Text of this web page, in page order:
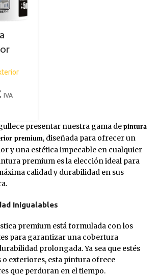
IVA
presentar nuestra gama depintura
premium, diseñada para ofrecer un
y una estética impecable en cualquier
premium es la elección ideal para
calidad y durabilidad en sus
Inigualables
premium está formulada con los
para garantizar una cobertura
prolongada. Ya sea que estés
exteriores, esta pintura ofrece
que perduran en el tiempo.